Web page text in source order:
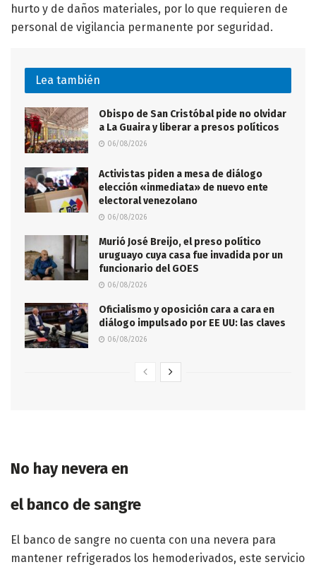
hurto y de daños materiales, por lo que requieren de
personal de vigilancia permanente por seguridad.
Lea también
Obispo de San Cristóbal pide no olvidar
a La Guaira y liberar a presos políticos
06/08/2026
Activistas piden a mesa de diálogo
elección «inmediata» de nuevo ente
electoral venezolano
06/08/2026
Murió José Breijo, el preso político
uruguayo cuya casa fue invadida por un
funcionario del GOES
06/08/2026
Oficialismo y oposición cara a cara en
diálogo impulsado por EE UU: las claves
06/08/2026
No hay nevera en
el banco de sangre
El banco de sangre no cuenta con una nevera para
mantener refrigerados los hemoderivados, este servicio